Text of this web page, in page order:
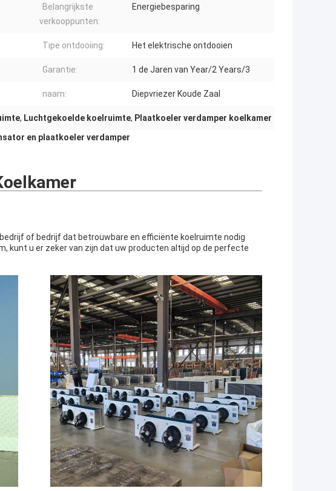
Belangrijkste
verkooppunten:
Energiebesparing
Tipe ontdooiing: Het elektrische ontdooien
Garantie: 1 de Jaren van Year/2 Years/3
naam: Diepvriezer Koude Zaal
, Luchtgekoelde koelruimte, Plaatkoeler verdamper koelkamer
en plaatkoeler verdamper
of bedrijf dat betrouwbare en efficiënte koelruimte nodig
kunt u er zeker van zijn dat uw producten altijd op de perfecte